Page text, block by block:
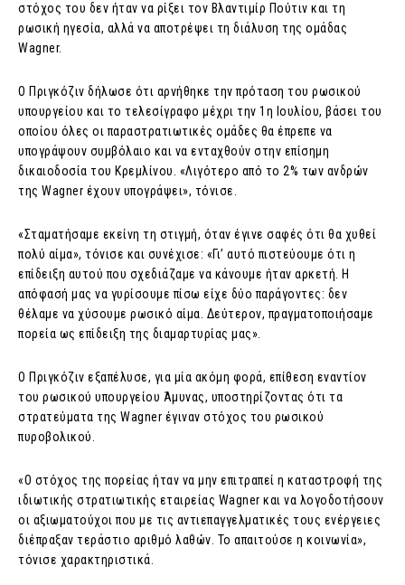
στόχος του δεν ήταν να ρίξει τον Βλαντιμίρ Πούτιν και τη
ρωσική ηγεσία, αλλά να αποτρέψει τη διάλυση της ομάδας
Wagner.
Ο Πριγκόζιν δήλωσε ότι αρνήθηκε την πρόταση του ρωσικού
υπουργείου και το τελεσίγραφο μέχρι την 1η Ιουλίου, βάσει του
οποίου όλες οι παραστρατιωτικές ομάδες θα έπρεπε να
υπογράψουν συμβόλαιο και να ενταχθούν στην επίσημη
δικαιοδοσία του Κρεμλίνου. «Λιγότερο από το 2% των ανδρών
της Wagner έχουν υπογράψει», τόνισε.
«Σταματήσαμε εκείνη τη στιγμή, όταν έγινε σαφές ότι θα χυθεί
πολύ αίμα», τόνισε και συνέχισε: «Γι’ αυτό πιστεύουμε ότι η
επίδειξη αυτού που σχεδιάζαμε να κάνουμε ήταν αρκετή. Η
απόφασή μας να γυρίσουμε πίσω είχε δύο παράγοντες: δεν
θέλαμε να χύσουμε ρωσικό αίμα. Δεύτερον, πραγματοποιήσαμε
πορεία ως επίδειξη της διαμαρτυρίας μας».
Ο Πριγκόζιν εξαπέλυσε, για μία ακόμη φορά, επίθεση εναντίον
του ρωσικού υπουργείου Άμυνας, υποστηρίζοντας ότι τα
στρατεύματα της Wagner έγιναν στόχος του ρωσικού
πυροβολικού.
«Ο στόχος της πορείας ήταν να μην επιτραπεί η καταστροφή της
ιδιωτικής στρατιωτικής εταιρείας Wagner και να λογοδοτήσουν
οι αξιωματούχοι που με τις αντιεπαγγελματικές τους ενέργειες
διέπραξαν τεράστιο αριθμό λαθών. Το απαιτούσε η κοινωνία»,
τόνισε χαρακτηριστικά.